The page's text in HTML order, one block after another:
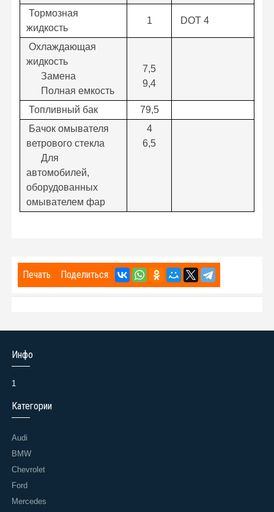
Тормозная
жидкость
1 DOT 4
Охлаждающая
жидкость
Замена
Полная емкость
7,5
9,4
Топливный бак
79,5
Бачок омывателя
ветрового стекла
Для
автомобилей,
оборудованных
омывателем фар
4
6,5
Печать Поделиться:
Инфо
1
Категории
Audi
BMW
Chevrolet
Ford
Mercedes